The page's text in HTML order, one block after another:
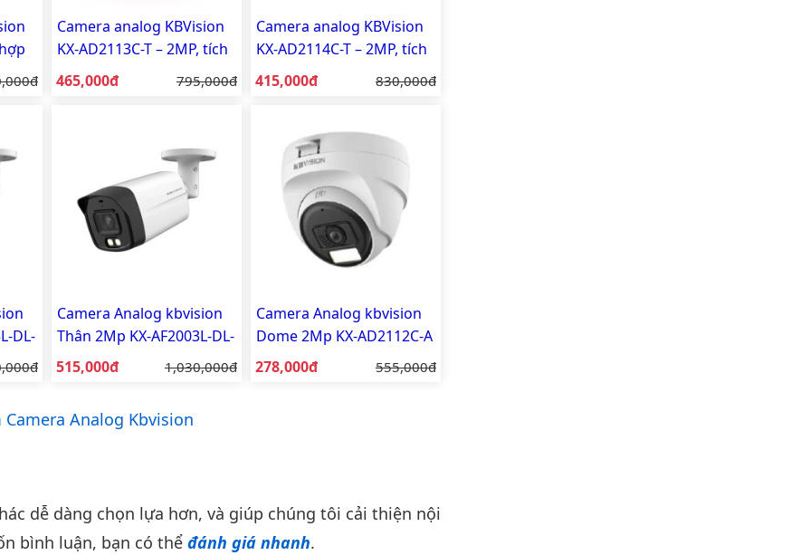
Camera analog KBVision
KX-AD2113C-T – 2MP, tích
hợp mic, vỏ nhựa
Giá bán:
465,000đ Giá gốc:
795,000đ
Camera analog KBVision
KX-AD2114C-T – 2MP, tích
hợp mic, vỏ nhựa
Giá bán:
415,000đ Giá gốc:
830,000đ
DL-
Camera Analog kbvision
Thân 2Mp KX-AF2003L-DL-
A
Giá bán:
515,000đ Giá gốc:
1,030,000đ
Camera Analog kbvision
Dome 2Mp KX-AD2112C-A
Giá bán:
278,000đ Giá gốc:
555,000đ
Camera Analog Kbvision
dễ dàng chọn lựa hơn, và giúp chúng tôi cải thiện nội
bình luận, bạn có thể đánh giá nhanh.